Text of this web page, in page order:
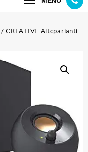
/ CREATIVE Altoparlanti